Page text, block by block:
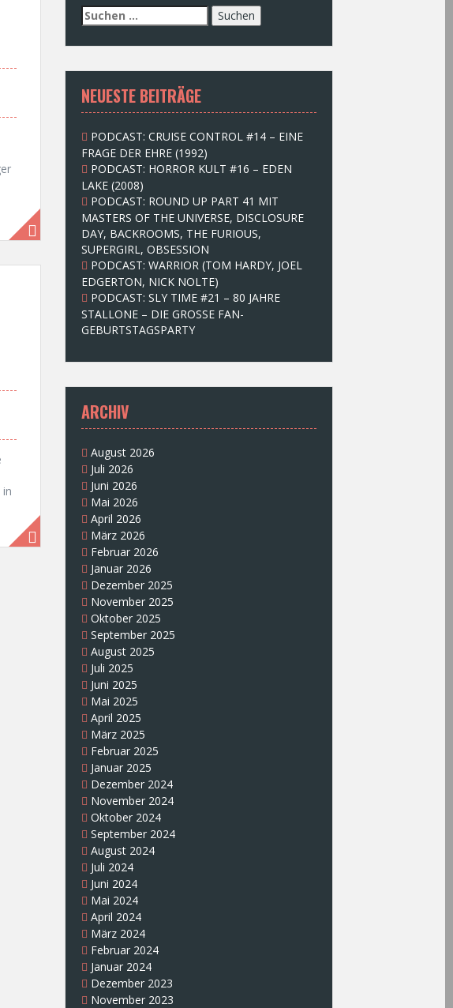
S
u
c
e
n
n
c
h
:
NEUESTE BEITRÄGE
PODCAST: CRUISE CONTROL #14 – EINE
FRAGE DER EHRE (1992)
PODCAST: HORROR KULT #16 – EDEN
LAKE (2008)
PODCAST: ROUND UP PART 41 MIT
MASTERS OF THE UNIVERSE, DISCLOSURE
DAY, BACKROOMS, THE FURIOUS,
SUPERGIRL, OBSESSION
PODCAST: WARRIOR (TOM HARDY, JOEL
EDGERTON, NICK NOLTE)
PODCAST: SLY TIME #21 – 80 JAHRE
STALLONE – DIE GROSSE FAN-
GEBURTSTAGSPARTY
ARCHIV
August 2026
Juli 2026
Juni 2026
Mai 2026
April 2026
März 2026
Februar 2026
Januar 2026
Dezember 2025
November 2025
Oktober 2025
September 2025
August 2025
Juli 2025
Juni 2025
Mai 2025
April 2025
März 2025
Februar 2025
Januar 2025
Dezember 2024
November 2024
Oktober 2024
September 2024
August 2024
Juli 2024
Juni 2024
Mai 2024
April 2024
März 2024
Februar 2024
Januar 2024
Dezember 2023
November 2023